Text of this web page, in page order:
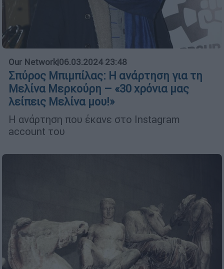
Our Network|06.03.2024 23:48
Σπύρος Μπιμπίλας: Η ανάρτηση για τη
Μελίνα Μερκούρη – «30 χρόνια μας
λείπεις Μελίνα μου!»
Η ανάρτηση που έκανε στο Instagram
account του